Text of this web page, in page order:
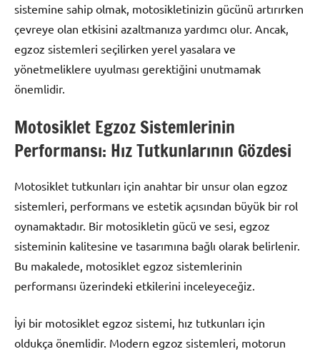
sistemine sahip olmak, motosikletinizin gücünü artırırken
çevreye olan etkisini azaltmanıza yardımcı olur. Ancak,
egzoz sistemleri seçilirken yerel yasalara ve
yönetmeliklere uyulması gerektiğini unutmamak
önemlidir.
Motosiklet Egzoz Sistemlerinin
Performansı: Hız Tutkunlarının Gözdesi
Motosiklet tutkunları için anahtar bir unsur olan egzoz
sistemleri, performans ve estetik açısından büyük bir rol
oynamaktadır. Bir motosikletin gücü ve sesi, egzoz
sisteminin kalitesine ve tasarımına bağlı olarak belirlenir.
Bu makalede, motosiklet egzoz sistemlerinin
performansı üzerindeki etkilerini inceleyeceğiz.
İyi bir motosiklet egzoz sistemi, hız tutkunları için
oldukça önemlidir. Modern egzoz sistemleri, motorun